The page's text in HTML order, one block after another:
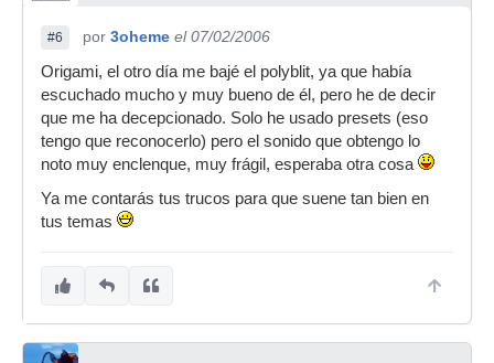
#6 por 3oheme el 07/02/2006
Origami, el otro día me bajé el polyblit, ya que había
escuchado mucho y muy bueno de él, pero he de decir
que me ha decepcionado. Solo he usado presets (eso
tengo que reconocerlo) pero el sonido que obtengo lo
noto muy enclenque, muy frágil, esperaba otra cosa
Ya me contarás tus trucos para que suene tan bien en
tus temas